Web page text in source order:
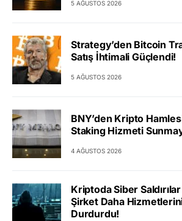
5 AĞUSTOS 2026
Strategy’den Bitcoin
Satış İhtimali Güçlendi!
5 AĞUSTOS 2026
BNY’den Kripto
Staking Hizmeti
4 AĞUSTOS 2026
Kriptoda Siber
Şirket Daha
Durdurdu!